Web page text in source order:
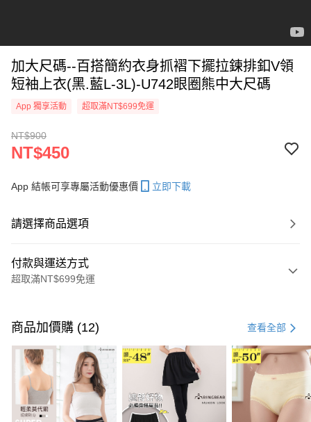
加大尺碼--百搭簡約衣身抓褶下擺拉鍊排釦V領
短袖上衣(黑.藍L-3L)-U742眼圈熊中大尺碼
App 獨享活動 超取滿NT$699免運
NT$900
NT$450
App 結帳可享專屬活動優惠價 立即下載
請選擇商品選項
付款與運送方式
超取滿NT$699免運
信用卡一次付款
超商取貨付款
LINE Pay
Apple Pay
商品加價購 (12) 查看全部